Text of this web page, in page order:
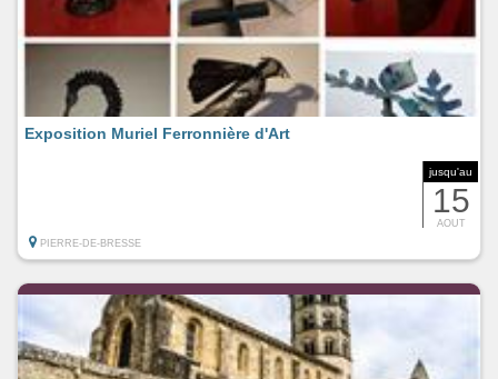
jusqu'au
15
AOUT
Exposition Muriel Ferronnière d'Art
PIERRE-DE-BRESSE